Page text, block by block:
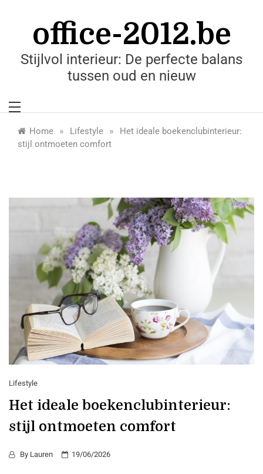
office-2012.be
Stijlvol interieur: De perfecte balans
tussen oud en nieuw
Home » Lifestyle »
Het ideale boekenclubinterieur:
stijl ontmoeten comfort
Lifestyle
Het ideale boekenclubinterieur:
stijl ontmoeten comfort
By Lauren 19/06/2026